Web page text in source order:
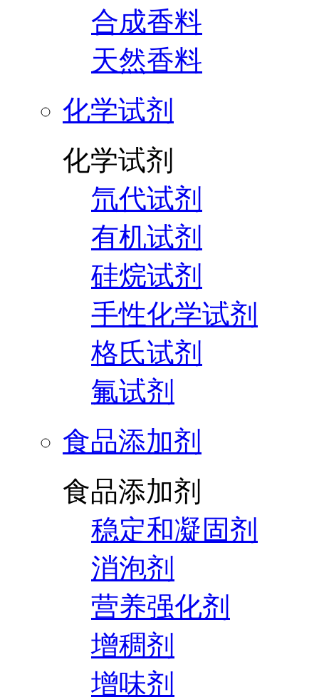
合成香料
天然香料
化学试剂
化学试剂
氘代试剂
有机试剂
硅烷试剂
手性化学试剂
格氏试剂
氟试剂
食品添加剂
食品添加剂
稳定和凝固剂
消泡剂
营养强化剂
增稠剂
增味剂